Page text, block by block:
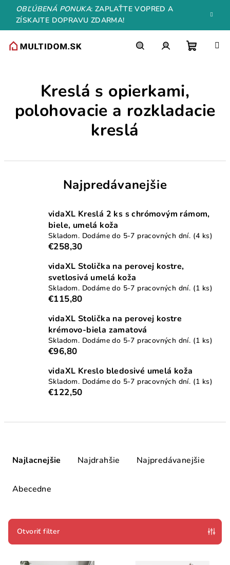
Prejsť
obsah
OBĽÚBENÁ PONUKA: ZAPLAŤTE VOPRED A
ZÍSKAJTE DOPRAVU ZDARMA!
Kreslá s opierkami,
polohovacie a rozkladacie
kreslá
Najpredávanejšie
vidaXL Kreslá 2 ks s chrómovým rámom,
biele, umelá koža
Skladom. Dodáme do 5-7 pracovných dní. (4 ks)
€258,30
vidaXL Stolička na perovej kostre,
svetlosivá umelá koža
Skladom. Dodáme do 5-7 pracovných dní. (1 ks)
€115,80
vidaXL Stolička na perovej kostre
krémovo-biela zamatová
Skladom. Dodáme do 5-7 pracovných dní. (1 ks)
€96,80
vidaXL Kreslo bledosivé umelá koža
Skladom. Dodáme do 5-7 pracovných dní. (1 ks)
€122,50
p
Najlacnejšie Najdrahšie Najpredávanejšie
Abecedne
Otvoriť filter